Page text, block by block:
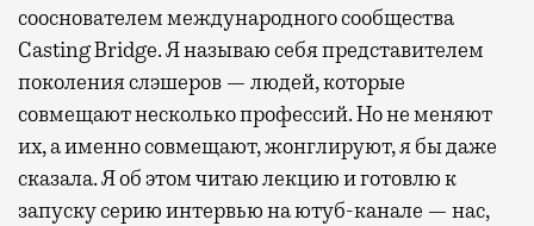
сооснователем международного сообщества
Casting Bridge. Я называю себя представителем
поколения слэшеров — людей, которые
совмещают несколько профессий. Но не меняют
их, а именно совмещают, жонглируют, я бы даже
сказала. Я об этом читаю лекцию и готовлю к
запуску серию интервью на ютуб-канале — нас,